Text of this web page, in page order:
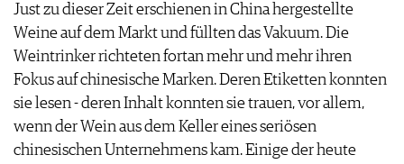
Just zu dieser Zeit erschienen in China hergestellte
Weine auf dem Markt und füllten das Vakuum. Die
Weintrinker richteten fortan mehr und mehr ihren
Fokus auf chinesische Marken. Deren Etiketten konnten
sie lesen - deren Inhalt konnten sie trauen, vor allem,
wenn der Wein aus dem Keller eines seriösen
chinesischen Unternehmens kam. Einige der heute